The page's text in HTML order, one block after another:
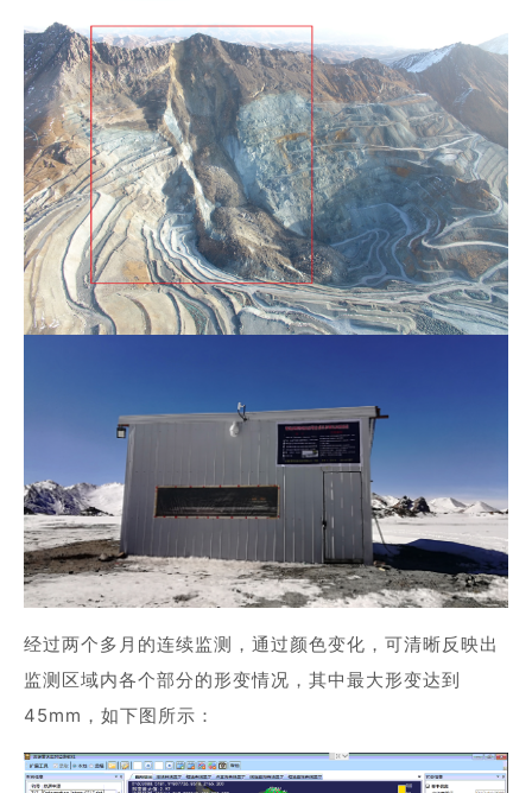
经过两个多月的连续监测，通过颜色变化，可清晰反映出
监测区域内各个部分的形变情况，其中最大形变达到
45mm，如下图所示：